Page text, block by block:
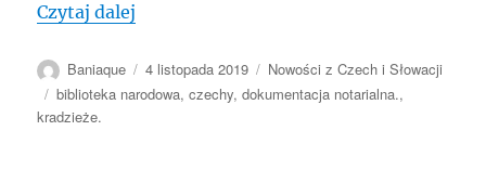
Czytaj dalej
Autor
Baniaque
Data
publikacji
4 listopada 2019 Kategorie
Nowości z Czech i Słowacji
Tagi
biblioteka narodowa,czechy,dokumentacja notarialna.,
kradzieże.